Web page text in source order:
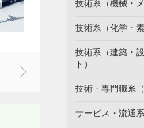
技術系（機械・
技術系（化学・
技術系（建築・
ト）
技術・専門職系
サービス・流通系